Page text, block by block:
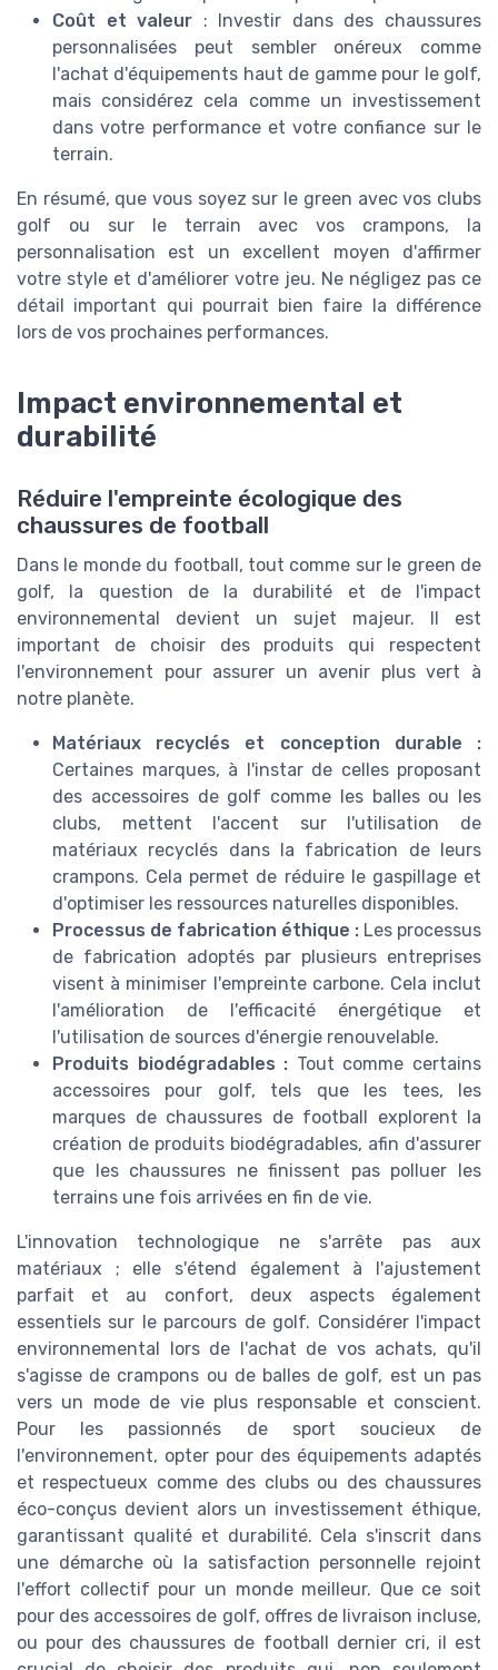
Coût et valeur : Investir dans des chaussures
personnalisées peut sembler onéreux comme
l'achat d'équipements haut de gamme pour le golf,
mais considérez cela comme un investissement
dans votre performance et votre confiance sur le
terrain.
En résumé, que vous soyez sur le green avec vos clubs
golf ou sur le terrain avec vos crampons, la
personnalisation est un excellent moyen d'affirmer
votre style et d'améliorer votre jeu. Ne négligez pas ce
détail important qui pourrait bien faire la différence
lors de vos prochaines performances.
Impact environnemental et
durabilité
Réduire l'empreinte écologique des
chaussures de football
Dans le monde du football, tout comme sur le green de
golf, la question de la durabilité et de l'impact
environnemental devient un sujet majeur. Il est
important de choisir des produits qui respectent
l'environnement pour assurer un avenir plus vert à
notre planète.
Matériaux recyclés et conception durable :
Certaines marques, à l'instar de celles proposant
des accessoires de golf comme les balles ou les
clubs, mettent l'accent sur l'utilisation de
matériaux recyclés dans la fabrication de leurs
crampons. Cela permet de réduire le gaspillage et
d'optimiser les ressources naturelles disponibles.
Processus de fabrication éthique : Les processus
de fabrication adoptés par plusieurs entreprises
visent à minimiser l'empreinte carbone. Cela inclut
l'amélioration de l'efficacité énergétique et
l'utilisation de sources d'énergie renouvelable.
Produits biodégradables : Tout comme certains
accessoires pour golf, tels que les tees, les
marques de chaussures de football explorent la
création de produits biodégradables, afin d'assurer
que les chaussures ne finissent pas polluer les
terrains une fois arrivées en fin de vie.
L'innovation technologique ne s'arrête pas aux
matériaux ; elle s'étend également à l'ajustement
parfait et au confort, deux aspects également
essentiels sur le parcours de golf. Considérer l'impact
environnemental lors de l'achat de vos achats, qu'il
s'agisse de crampons ou de balles de golf, est un pas
vers un mode de vie plus responsable et conscient.
Pour les passionnés de sport soucieux de
l'environnement, opter pour des équipements adaptés
et respectueux comme des clubs ou des chaussures
éco-conçus devient alors un investissement éthique,
garantissant qualité et durabilité. Cela s'inscrit dans
une démarche où la satisfaction personnelle rejoint
l'effort collectif pour un monde meilleur. Que ce soit
pour des accessoires de golf, offres de livraison incluse,
ou pour des chaussures de football dernier cri, il est